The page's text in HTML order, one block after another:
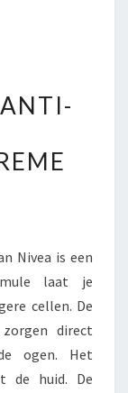
Nivea is een
laat je
cellen. De
direct
ogen. Het
de huid. De